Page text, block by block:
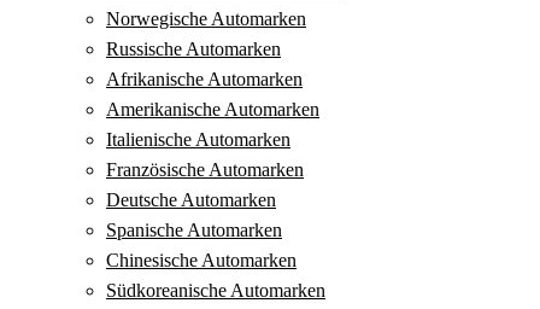
Norwegische Automarken
Russische Automarken
Afrikanische Automarken
Amerikanische Automarken
Italienische Automarken
Französische Automarken
Deutsche Automarken
Spanische Automarken
Chinesische Automarken
Südkoreanische Automarken